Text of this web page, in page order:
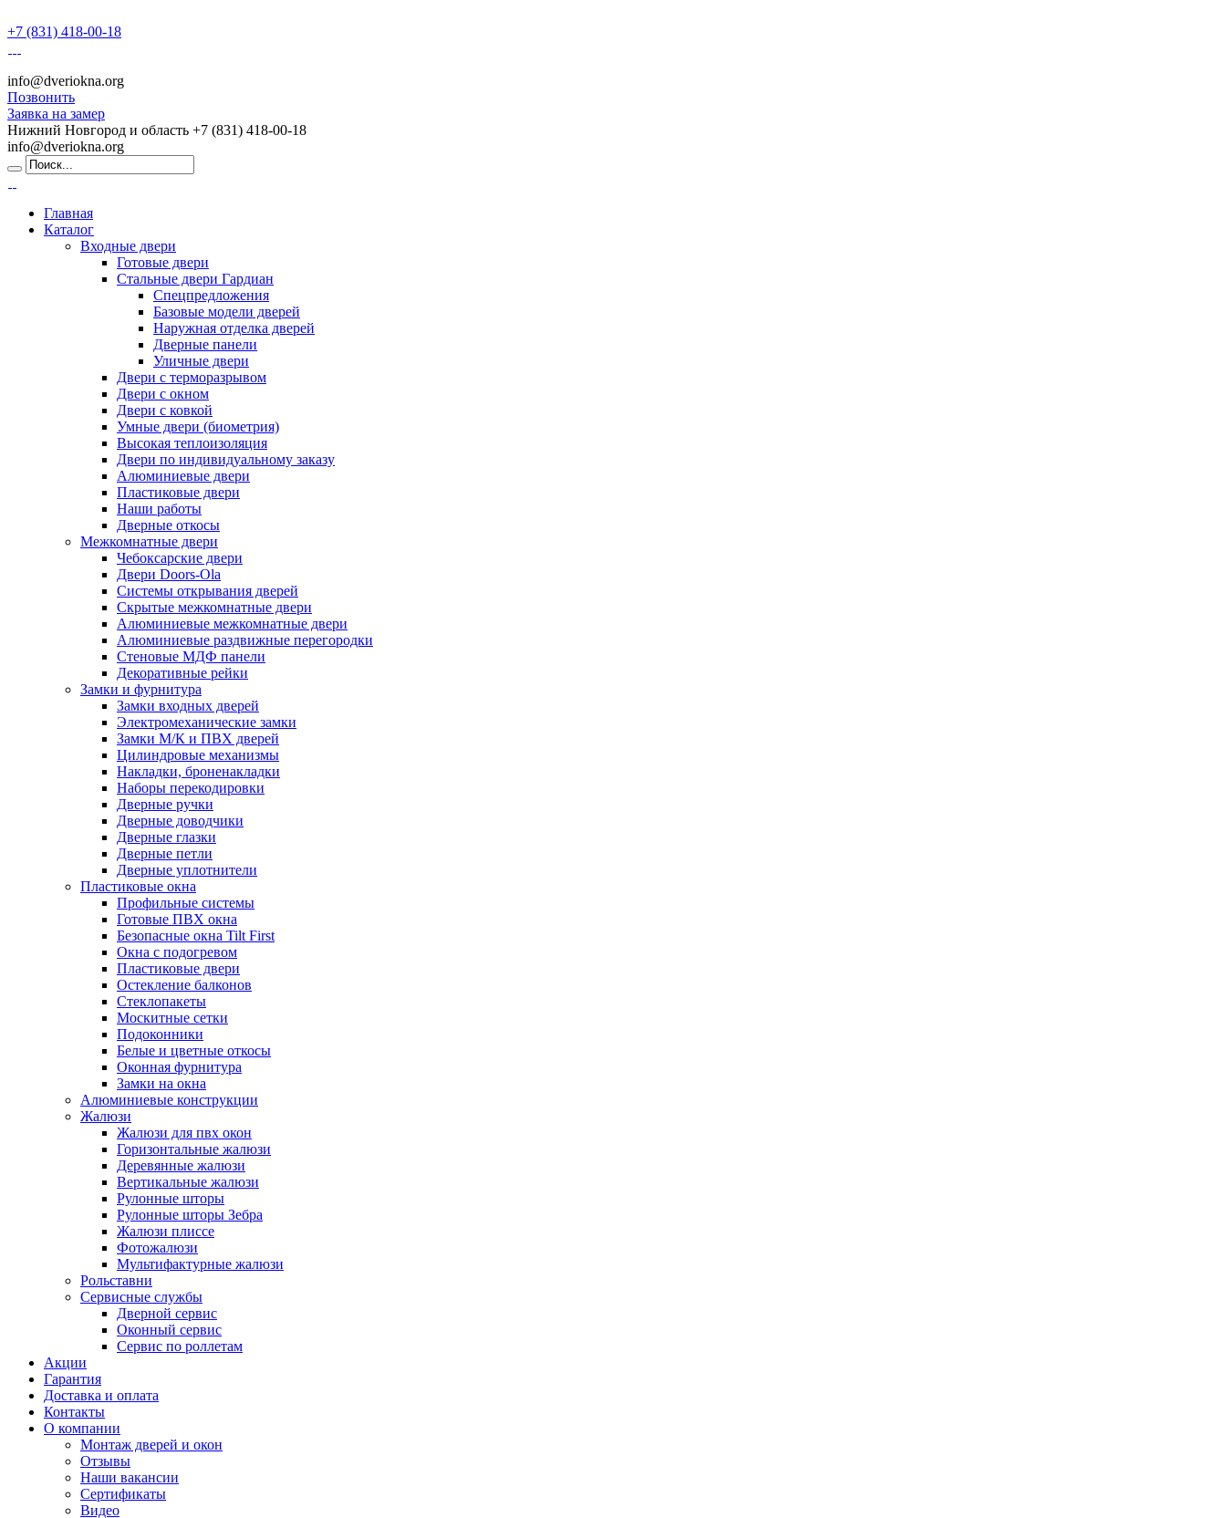
+7 (831) 418-00-18
info@dveriokna.org
Позвонить
Заявка на замер
Нижний Новгород и область +7 (831) 418-00-18
info@dveriokna.org
Главная
Каталог
Входные двери
Готовые двери
Стальные двери Гардиан
Спецпредложения
Базовые модели дверей
Наружная отделка дверей
Дверные панели
Уличные двери
Двери с терморазрывом
Двери с окном
Двери с ковкой
Умные двери (биометрия)
Высокая теплоизоляция
Двери по индивидуальному заказу
Алюминиевые двери
Пластиковые двери
Наши работы
Дверные откосы
Межкомнатные двери
Чебоксарские двери
Двери Doors-Ola
Системы открывания дверей
Скрытые межкомнатные двери
Алюминиевые межкомнатные двери
Алюминиевые раздвижные перегородки
Стеновые МДФ панели
Декоративные рейки
Замки и фурнитура
Замки входных дверей
Электромеханические замки
Замки М/К и ПВХ дверей
Цилиндровые механизмы
Накладки, броненакладки
Наборы перекодировки
Дверные ручки
Дверные доводчики
Дверные глазки
Дверные петли
Дверные уплотнители
Пластиковые окна
Профильные системы
Готовые ПВХ окна
Безопасные окна Tilt First
Окна с подогревом
Пластиковые двери
Остекление балконов
Стеклопакеты
Москитные сетки
Подоконники
Белые и цветные откосы
Оконная фурнитура
Замки на окна
Алюминиевые конструкции
Жалюзи
Жалюзи для пвх окон
Горизонтальные жалюзи
Деревянные жалюзи
Вертикальные жалюзи
Рулонные шторы
Рулонные шторы Зебра
Жалюзи плиссе
Фотожалюзи
Мультифактурные жалюзи
Рольставни
Сервисные службы
Дверной сервис
Оконный сервис
Сервис по роллетам
Акции
Гарантия
Доставка и оплата
Контакты
О компании
Монтаж дверей и окон
Отзывы
Наши вакансии
Сертификаты
Видео